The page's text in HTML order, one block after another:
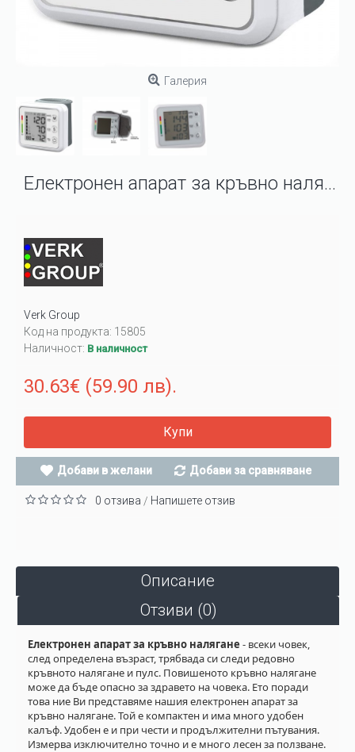
Галерия
Електронен апарат за кръвно налягане
Verk Group
Код на продукта: 15805
Наличност: В наличност
30.63€ (59.90 лв).
Купи
Добави в желани Добави за сравняване
0 отзива / Напишете отзив
Описание
Отзиви (0)
Електронен апарат за кръвно налягане - всеки човек,
след определена възраст, трябвада си следи редовно
кръвното налягане и пулс. Повишеното кръвно налягане
може да бъде опасно за здравето на човека. Ето поради
това ние Ви представяме нашия електронен апарат за
кръвно налягане. Той е компактен и има много удобен
калъф. Удобен е и при чести и продължителни пътувания.
Измерва изключително точно и е много лесен за ползване.